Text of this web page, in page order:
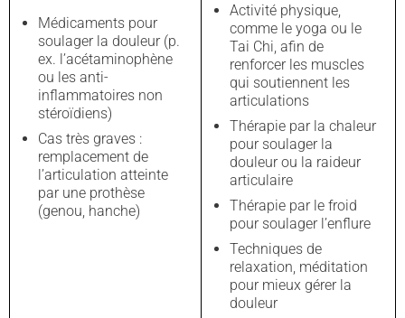
Médicaments pour
soulager la douleur (p.
ex. l’acétaminophène
ou les anti-
inflammatoires non
stéroïdiens)
Cas très graves :
remplacement de
l’articulation atteinte
par une prothèse
(genou, hanche)
Activité physique,
comme le yoga ou le
Tai Chi, afin de
renforcer les muscles
qui soutiennent les
articulations
Thérapie par la chaleur
pour soulager la
douleur ou la raideur
articulaire
Thérapie par le froid
pour soulager l’enflure
Techniques de
relaxation, méditation
pour mieux gérer la
douleur